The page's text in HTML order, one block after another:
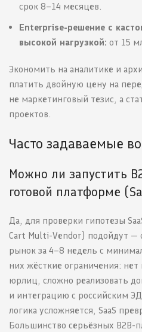
срок 8–14 месяцев.
Enterprise-решение с
высокой нагрузкой: от 15
Экономить на аналитике и
платить двойную цену на
не маркетинговый тезис, а
проектов.
Часто задаваемые
Можно ли запустить
готовой платформе
Да, для проверки гипотезы
Cart Multi-Vendor) подойдут —
рынок за 4–8 недель с
них жёсткие ограничения:
юрлиц, сложно реализовать
и интеграцию с российским
логика усложняется, SaaS
Большинство серьёзных B2B-